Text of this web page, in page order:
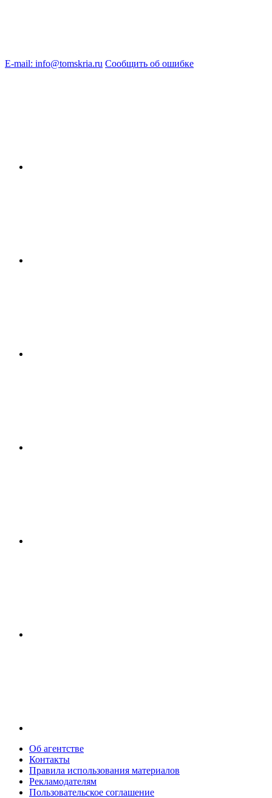
E-mail: info@tomskria.ru Сообщить об ошибке
Об агентстве
Контакты
Правила использования материалов
Рекламодателям
Пользовательское соглашение